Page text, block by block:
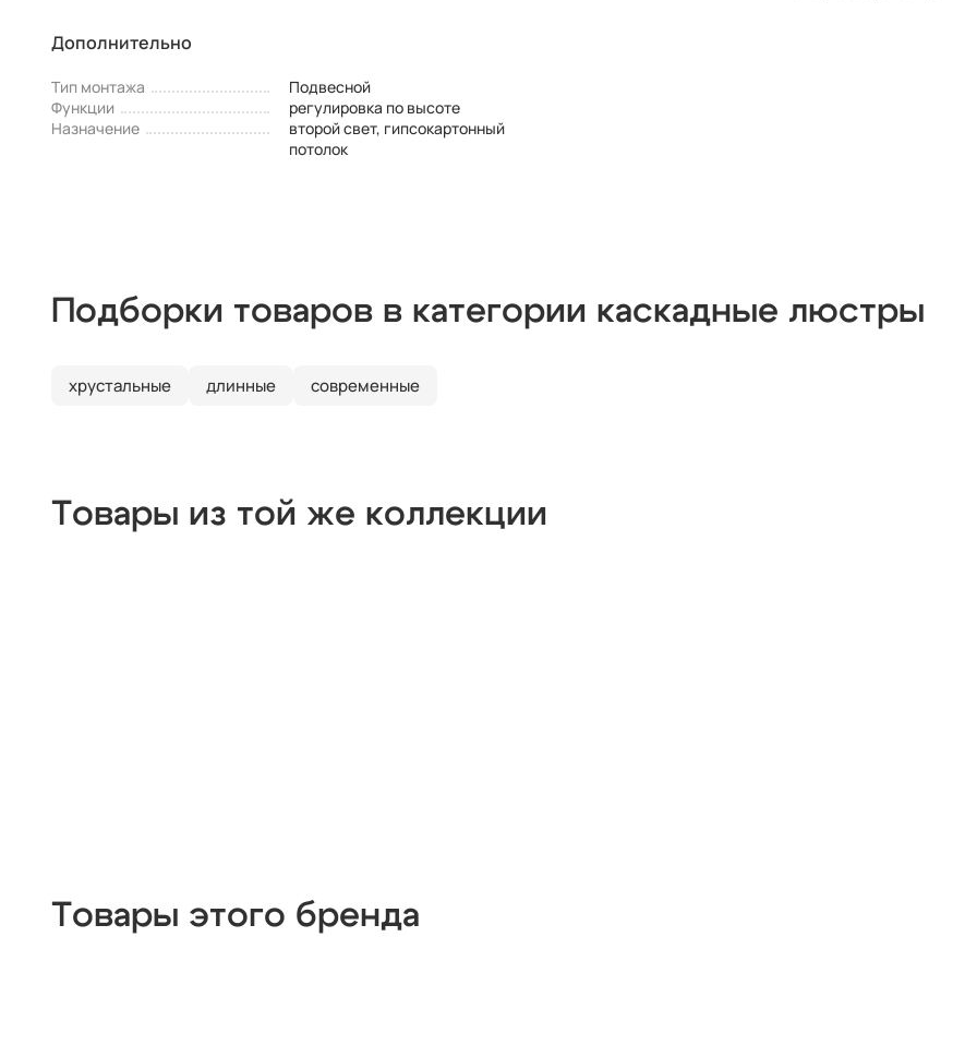
Дополнительно
Тип монтажа
Подвесной
Функции
регулировка по высоте
Назначение
второй свет, гипсокартонный
потолок
Подборки товаров в категории каскадные люстры
хрустальные длинные современные
Товары из той же коллекции
Товары этого бренда